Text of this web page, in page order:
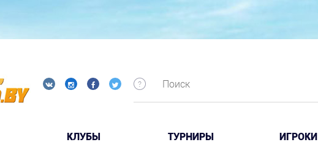
КЛУБЫ ТУРНИРЫ ИГРОКИ